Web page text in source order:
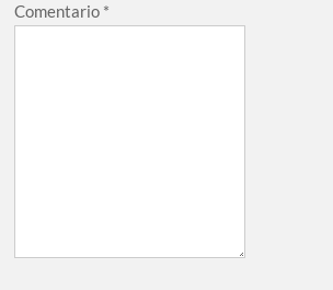
Comentario *